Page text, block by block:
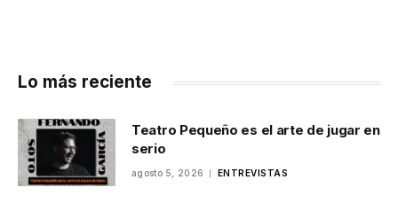
Lo más reciente
Teatro Pequeño es el arte de jugar en
serio
agosto 5, 2026 ENTREVISTAS